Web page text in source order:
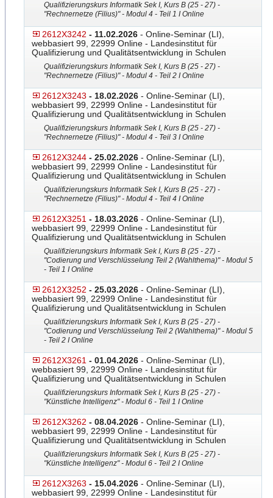
Qualifizierungskurs Informatik Sek I, Kurs B (25 - 27) -
"Rechnernetze (Filius)" - Modul 4 - Teil 1 I Online
2612X3242 - 11.02.2026 - Online-Seminar (LI),
webbasiert 99, 22999 Online - Landesinstitut für
Qualifizierung und Qualitätsentwicklung in Schulen
Qualifizierungskurs Informatik Sek I, Kurs B (25 - 27) -
"Rechnernetze (Filius)" - Modul 4 - Teil 2 I Online
2612X3243 - 18.02.2026 - Online-Seminar (LI),
webbasiert 99, 22999 Online - Landesinstitut für
Qualifizierung und Qualitätsentwicklung in Schulen
Qualifizierungskurs Informatik Sek I, Kurs B (25 - 27) -
"Rechnernetze (Filius)" - Modul 4 - Teil 3 I Online
2612X3244 - 25.02.2026 - Online-Seminar (LI),
webbasiert 99, 22999 Online - Landesinstitut für
Qualifizierung und Qualitätsentwicklung in Schulen
Qualifizierungskurs Informatik Sek I, Kurs B (25 - 27) -
"Rechnernetze (Filius)" - Modul 4 - Teil 4 I Online
2612X3251 - 18.03.2026 - Online-Seminar (LI),
webbasiert 99, 22999 Online - Landesinstitut für
Qualifizierung und Qualitätsentwicklung in Schulen
Qualifizierungskurs Informatik Sek I, Kurs B (25 - 27) -
"Codierung und Verschlüsselung Teil 2 (Wahlthema)" - Modul 5
- Teil 1 I Online
2612X3252 - 25.03.2026 - Online-Seminar (LI),
webbasiert 99, 22999 Online - Landesinstitut für
Qualifizierung und Qualitätsentwicklung in Schulen
Qualifizierungskurs Informatik Sek I, Kurs B (25 - 27) -
"Codierung und Verschlüsselung Teil 2 (Wahlthema)" - Modul 5
- Teil 2 I Online
2612X3261 - 01.04.2026 - Online-Seminar (LI),
webbasiert 99, 22999 Online - Landesinstitut für
Qualifizierung und Qualitätsentwicklung in Schulen
Qualifizierungskurs Informatik Sek I, Kurs B (25 - 27) -
"Künstliche Intelligenz" - Modul 6 - Teil 1 I Online
2612X3262 - 08.04.2026 - Online-Seminar (LI),
webbasiert 99, 22999 Online - Landesinstitut für
Qualifizierung und Qualitätsentwicklung in Schulen
Qualifizierungskurs Informatik Sek I, Kurs B (25 - 27) -
"Künstliche Intelligenz" - Modul 6 - Teil 2 I Online
2612X3263 - 15.04.2026 - Online-Seminar (LI),
webbasiert 99, 22999 Online - Landesinstitut für